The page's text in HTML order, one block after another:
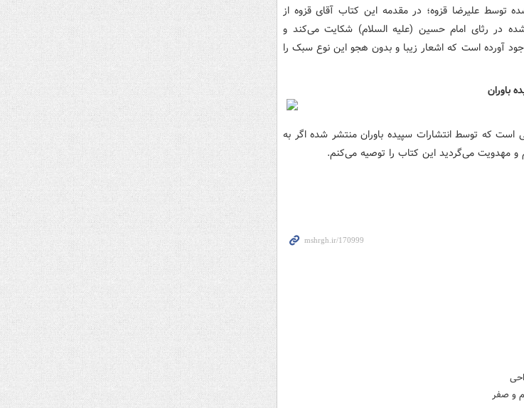
علیرضا قزوه؛ در مقدمه این کتاب آقای قزوه از
در رثای امام حسین (علیه السلام) شکایت می‌کند و
آورده است که اشعار زیبا و بدون هجو این نوع سبک را
که توسط انتشارات سپیده باوران منتشر شده اگر به
و مهدویت می‌گردید این کتاب را توصیه می‌کنم.